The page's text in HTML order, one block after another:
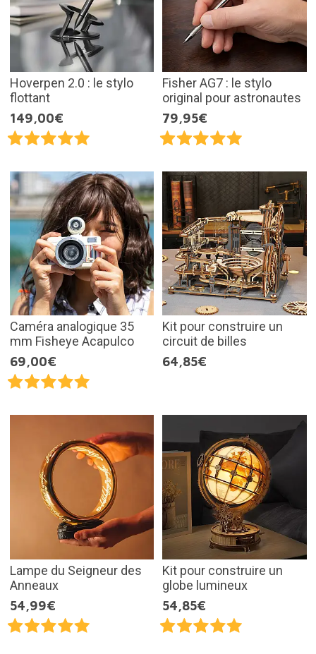
Hoverpen 2.0 : le stylo
flottant
149,00€
Fisher AG7 : le stylo
original pour astronautes
79,95€
Caméra analogique 35
mm Fisheye Acapulco
69,00€
Kit pour construire un
circuit de billes
64,85€
Lampe du Seigneur des
Anneaux
54,99€
Kit pour construire un
globe lumineux
54,85€